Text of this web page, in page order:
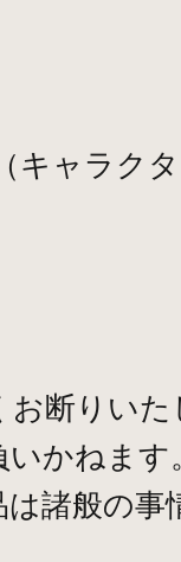
ャラク
断りい
いかねます
諸般の事